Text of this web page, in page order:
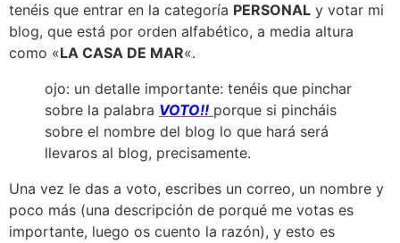
tenéis que entrar en la categoría PERSONAL y votar mi
blog, que está por orden alfabético, a media altura
como «LA CASA DE MAR«.
ojo: un detalle importante: tenéis que pinchar
sobre la palabra VOTO!! porque si pincháis
sobre el nombre del blog lo que hará será
llevaros al blog, precisamente.
Una vez le das a voto, escribes un correo, un nombre y
poco más (una descripción de porqué me votas es
importante, luego os cuento la razón), y esto es